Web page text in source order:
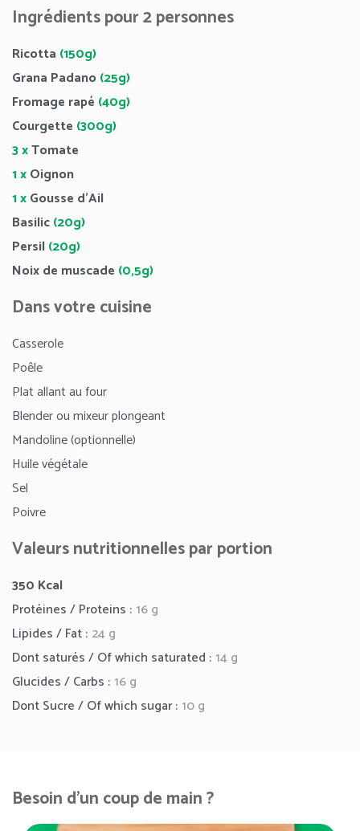
Ingrédients pour 2 personnes
Ricotta (150g)
Grana Padano (25g)
Fromage rapé (40g)
Courgette (300g)
3 xTomate
1 xOignon
1 xGousse d’Ail
Basilic(20g)
Persil(20g)
Noix de muscade (0,5g)
Dans votre cuisine
Casserole
Poêle
Plat allant au four
Blender ou mixeur plongeant
Mandoline (optionnelle)
Huile végétale
Sel
Poivre
Valeurs nutritionnelles par portion
350 Kcal
Protéines / Proteins : 16 g
Lipides / Fat : 24 g
Dont saturés / Of which saturated : 14 g
Glucides / Carbs : 16 g
Dont Sucre / Of which sugar : 10 g
Besoin d'un coup de main ?